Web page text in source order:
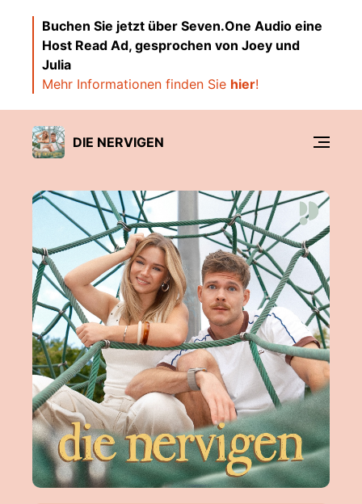
Buchen Sie jetzt über Seven.One Audio eine
Host Read Ad, gesprochen von Joey und
Julia
Mehr Informationen finden Sie hier!
DIE NERVIGEN